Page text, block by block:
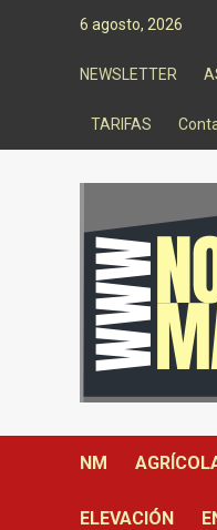
6 agosto, 2026
NEWSLETTER
TARIFAS
NM
ELEVACIÓN